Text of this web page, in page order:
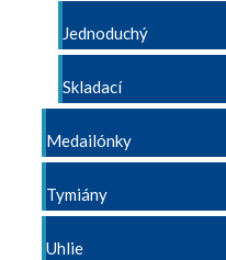
Jednoduchý
Skladací
Medailónky
Tymiány
Uhlie